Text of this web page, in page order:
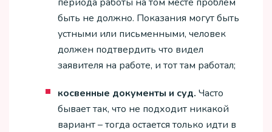
быть не должно. Показания могут быть
устными или письменными, человек
должен подтвердить что видел
заявителя на работе, и тот там работал;
косвенные документы и суд. Часто
бывает так, что не подходит никакой
вариант – тогда остается только идти в